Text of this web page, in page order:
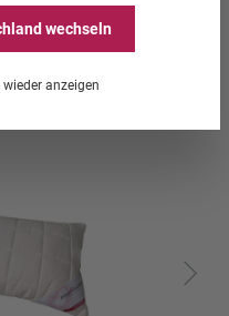
wechseln
wieder anzeigen